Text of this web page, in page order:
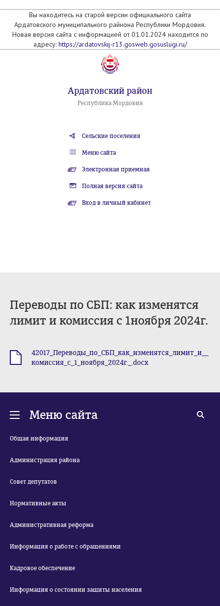
Вы находитесь на старой версии официального сайта
Ардатовского муниципального райнона Республики Мордовия.
Новая версия сайта с информацией от 01.01.2024 находится по
адресу: https://ardatovskij-r13.gosweb.gosuslugi.ru/
Ардатовский район
Республика Мордовия
Сельские поселения
Меню сайта
Электронная приемная
Полная версия сайта
Вход в личный кабинет
Переводы по СБП: как изменятся
лимит и комиссия с 1ноября 2024г.
42017_Переводы_по_СБП_как_изменятся_лимит_и__
комиссия_с_1_ноября_2024г._.docx
Меню сайта
Общая информация
Администрация района
Совет депутатов
Нормативные акты
Административная реформа
Информация о работе с обращениями
Кадровое обеспечение
Информация о состоянии защиты населения